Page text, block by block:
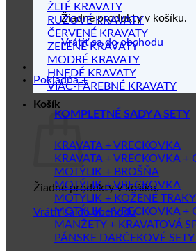
Žiadne produkty v košíku.
Vrátiť sa do obchodu
Pokladňa +
Košík
Žiadne produkty v košíku.
Vrátiť sa do obchodu
ŽLTÉ KRAVATY
RUŽOVÉ KRAVATY
ČERVENÉ KRAVATY
ZELENÉ KRAVATY
MODRÉ KRAVATY
HNEDÉ KRAVATY
VIAC-FAREBNÉ KRAVATY
KOMPLETNÉ SADY A SETY
KRAVATA + VRECKOVKA
KRAVATA + VRECKOVKA +
MOTÝLIK + BROŠŇA
MOTÝLIK + VRECKOVKA
MOTÝLIK + KOŽENÉ TRAKY
MOTÝLIK + VRECKOVKA +
MANŽETY + KRAVATOVÁ
PÁNSKE DARČEKOVÉ SETY